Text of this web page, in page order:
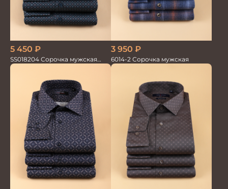
5 450 ₽
SS018204 Сорочка мужская
GROSTYLE PRIME
3 950 ₽
6014-2 Сорочка мужская